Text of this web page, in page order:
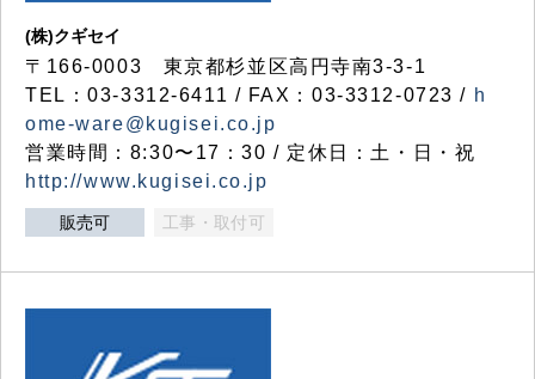
(株)クギセイ
〒166-0003 東京都杉並区高円寺南3-3-1
TEL：03-3312-6411 / FAX：03-3312-0723 / h
ome-ware@kugisei.co.jp
営業時間：8:30〜17：30 / 定休日：土・日・祝
http://www.kugisei.co.jp
販売可 工事・取付可